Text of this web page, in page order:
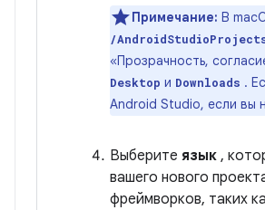
Примечание: В
/
«Прозрачность,
Desktop и Downloads .
Android Studio, если вы
Выберите язык ,
вашего нового
фреймворков, таких